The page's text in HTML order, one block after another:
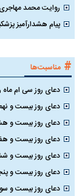
روایت محمد
پیام هشدارآمیز
# مناسبت‌ها
دعای روز سی ام ماه رمضان؛ ۲۹
دعای روز بیست و نهم ماه
دعای روز بیست و هشتم ماه
دعای روز بیست و هفتم ماه
دعای روز بیست و ششم ماه
دعای روز بیست و پنجم ماه
دعای روز بیست و سوم ماه